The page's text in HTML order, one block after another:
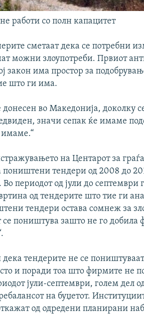
работи со полн капацитет
сметаат дека се потребни
можни злоупотреби. Првиот
закон има простор за
што ги има.
во Македонија, доколку
значи сепак ќе имаме
имаме.“
на Центарот за
поништени тендери од 2008 до
Во периодот од јули до
од тендерите што тие ги
тендери остава сомнеж за
се поништува зашто не го добила
тендерите не се
и поради тоа што фирмите не
јули-септември, голем дел
на буџетот.
од одредени планирани